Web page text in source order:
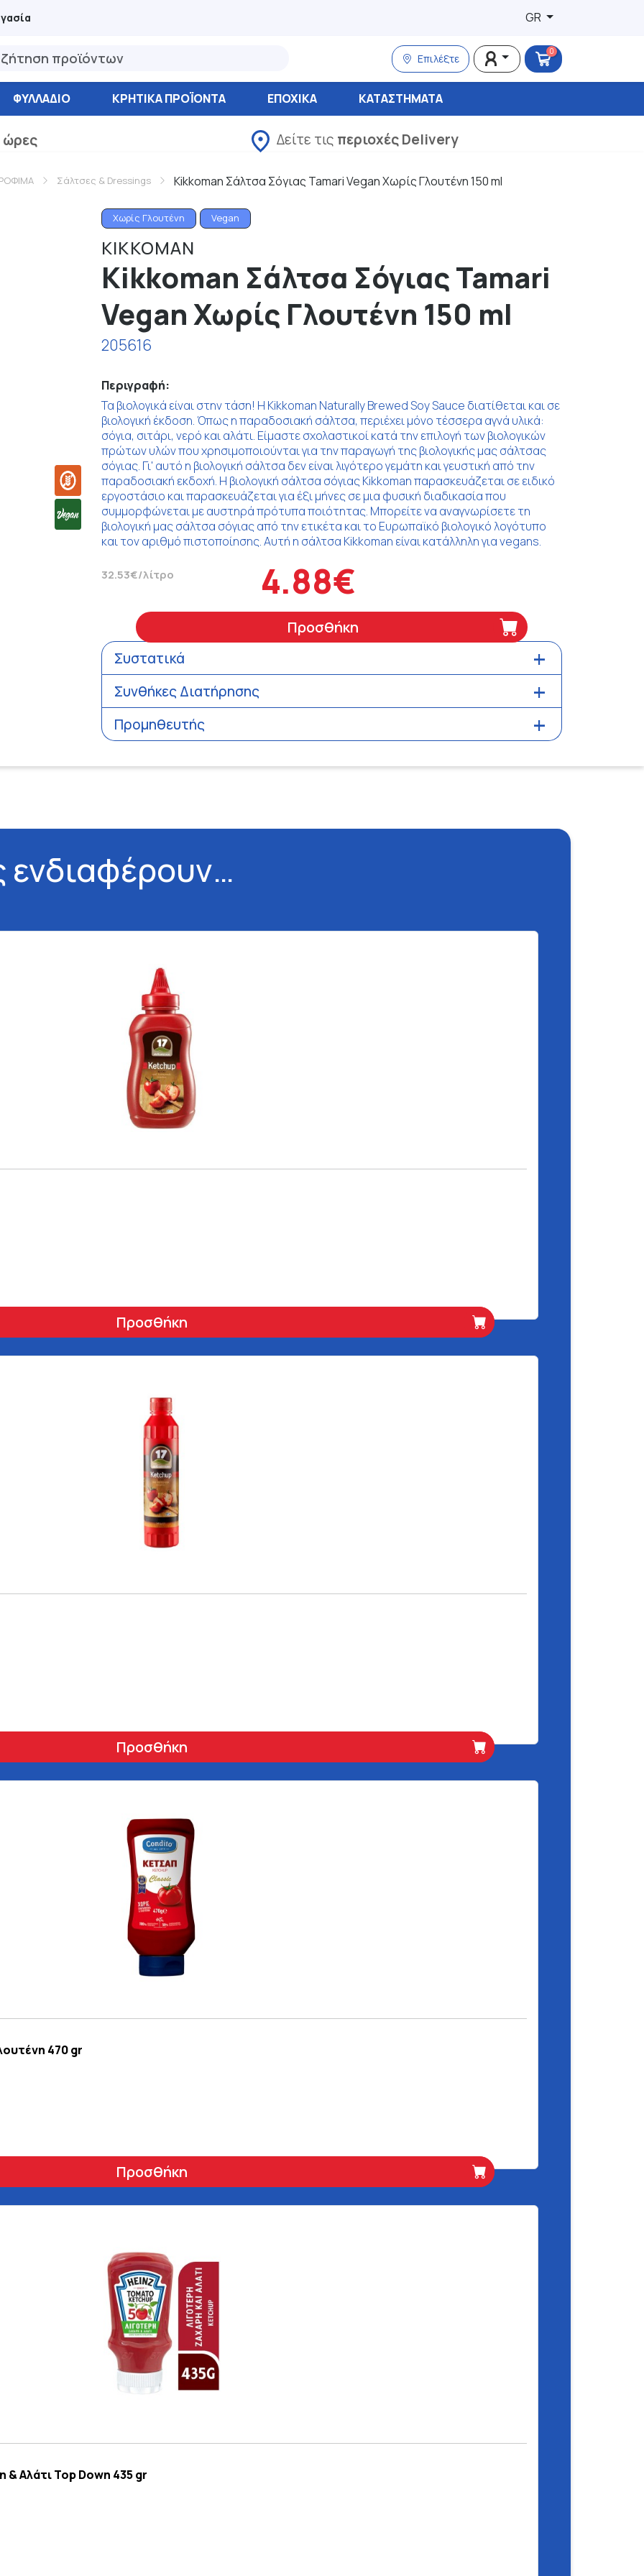
GR
Επιλέξτε
0
ΦΥΛΛΆΔΙΟ ΚΡΗΤΙΚΑ ΠΡΟΪΟΝΤΑ ΕΠΟΧΙΚΑ ΚΑΤΑΣΤΉΜΑΤΑ
ώρες Δείτε τις περιοχές Delivery
Σάλτσες & Dressings Kikkoman Σάλτσα Σόγιας Tamari Vegan Χωρίς Γλουτένη 150 ml
Χωρίς Γλουτένη Vegan
KIKKOMAN
Kikkoman Σάλτσα Σόγιας Tamari
Vegan Χωρίς Γλουτένη 150 ml
205616
Περιγραφή:
Τα βιολογικά είναι στην τάση! Η Kikkoman Naturally Brewed Soy Sauce διατίθεται και σε
βιολογική έκδοση. Όπως η παραδοσιακή σάλτσα, περιέχει μόνο τέσσερα αγνά υλικά:
σόγια, σιτάρι, νερό και αλάτι. Είμαστε σχολαστικοί κατά την επιλογή των βιολογικών
πρώτων υλών που χρησιμοποιούνται για την παραγωγή της βιολογικής μας σάλτσας
σόγιας. Γι' αυτό η βιολογική σάλτσα δεν είναι λιγότερο γεμάτη και γευστική από την
παραδοσιακή εκδοχή. Η βιολογική σάλτσα σόγιας Kikkoman παρασκευάζεται σε ειδικό
εργοστάσιο και παρασκευάζεται για έξι μήνες σε μια φυσική διαδικασία που
συμμορφώνεται με αυστηρά πρότυπα ποιότητας. Μπορείτε να αναγνωρίσετε τη
βιολογική μας σάλτσα σόγιας από την ετικέτα και το Ευρωπαϊκό βιολογικό λογότυπο
και τον αριθμό πιστοποίησης. Αυτή η σάλτσα Kikkoman είναι κατάλληλη για vegans.
32.53€/λίτρο 4.88€
Προσθήκη
Συστατικά
Συνθήκες Διατήρησης
Προμηθευτής
Προσθήκη
Προσθήκη
470 gr
Προσθήκη
Αλάτι Top Down 435 gr